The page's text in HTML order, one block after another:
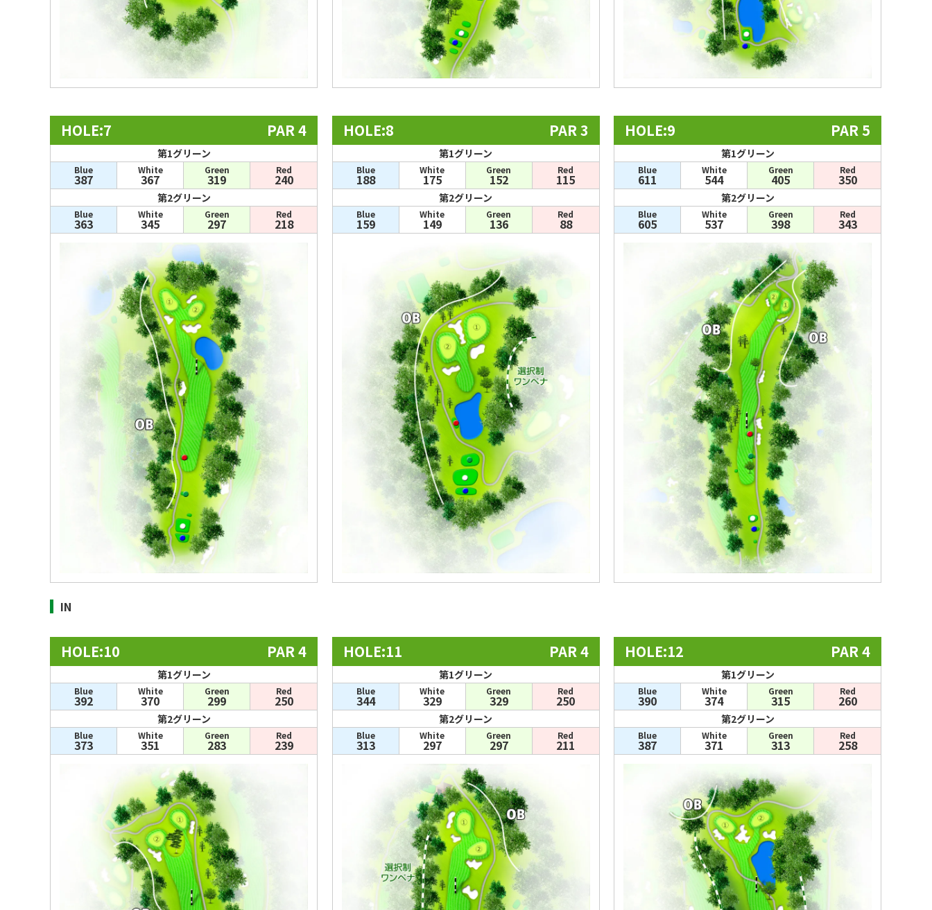
HOLE:7 PAR 4
第1グリーン
Blue
387
White
367
Green
319
Red
240
第2グリーン
Blue
363
White
345
Green
297
Red
218
HOLE:8 PAR 3
第1グリーン
Blue
188
White
175
Green
152
Red
115
第2グリーン
Blue
159
White
149
Green
136
Red
88
HOLE:9 PAR 5
第1グリーン
Blue
611
White
544
Green
405
Red
350
第2グリーン
Blue
605
White
537
Green
398
Red
343
IN
HOLE:10 PAR 4
第1グリーン
Blue
392
White
370
Green
299
Red
250
第2グリーン
Blue
373
White
351
Green
283
Red
239
HOLE:11 PAR 4
第1グリーン
Blue
344
White
329
Green
329
Red
250
第2グリーン
Blue
313
White
297
Green
297
Red
211
HOLE:12 PAR 4
第1グリーン
Blue
390
White
374
Green
315
Red
260
第2グリーン
Blue
387
White
371
Green
313
Red
258